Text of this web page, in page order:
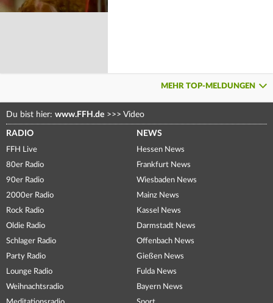
MEHR TOP-MELDUNGEN
Du bist hier: www.FFH.de >>> Video
RADIO
FFH Live
80er Radio
90er Radio
2000er Radio
Rock Radio
Oldie Radio
Schlager Radio
Party Radio
Lounge Radio
Weihnachtsradio
NEWS
Hessen News
Frankfurt News
Wiesbaden News
Mainz News
Kassel News
Darmstadt News
Offenbach News
Gießen News
Fulda News
Bayern News